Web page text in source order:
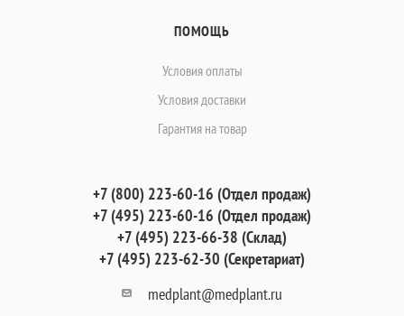
ПОМОЩЬ
Условия оплаты
Условия доставки
Гарантия на товар
+7 (800) 223-60-16 (Отдел продаж)
+7 (495) 223-60-16 (Отдел продаж)
+7 (495) 223-66-38 (Склад)
+7 (495) 223-62-30 (Секретариат)
medplant@medplant.ru